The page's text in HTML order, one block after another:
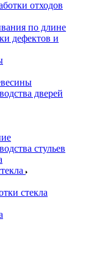
отходов
по длине
дефектов и
дверей
стульев
стекла